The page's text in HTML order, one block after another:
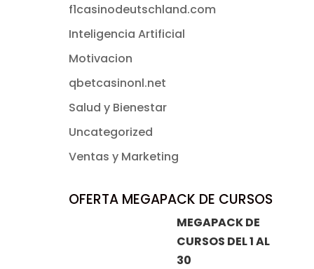
f1casinodeutschland.com
Inteligencia Artificial
Motivacion
qbetcasinonl.net
Salud y Bienestar
Uncategorized
Ventas y Marketing
OFERTA MEGAPACK DE CURSOS
MEGAPACK DE
CURSOS DEL 1 AL
30